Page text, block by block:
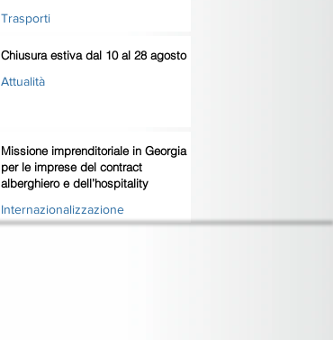
Trasporti
Chiusura estiva dal 10 al 28 agosto
Attualità
Missione imprenditoriale in Georgia
per le imprese del contract
alberghiero e dell’hospitality
Internazionalizzazione